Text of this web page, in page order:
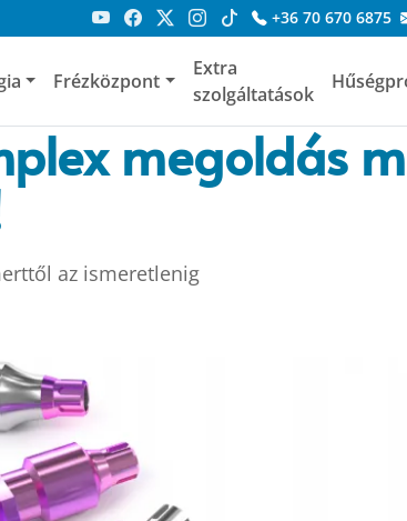
+36 70 670 6875
Frézközpont
Extra
szolgáltatások
megoldás
az ismeretlenig